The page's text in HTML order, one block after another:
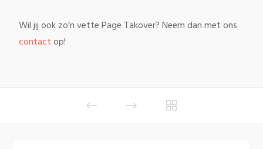
Wil jij ook zo’n vette Page Takover? Neem dan met ons
contactop!